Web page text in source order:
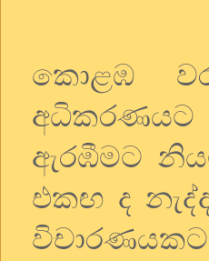
කොළඹ
අධිකරණයට
ඇරඹීමට
එකඟ ද